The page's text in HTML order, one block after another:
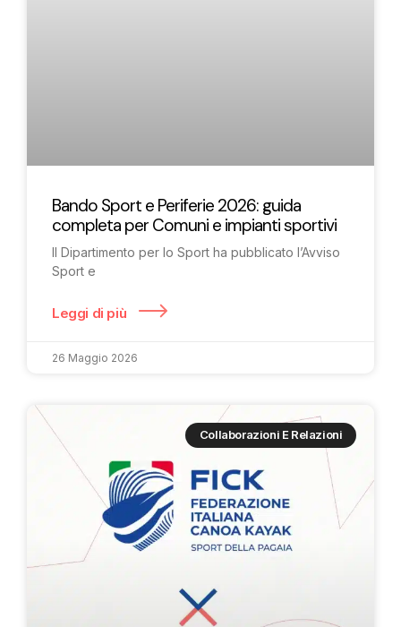
Bando Sport e Periferie 2026: guida
completa per Comuni e impianti sportivi
Il Dipartimento per lo Sport ha pubblicato l’Avviso
Sport e
Leggi di più
26 Maggio 2026
Collaborazioni E Relazioni